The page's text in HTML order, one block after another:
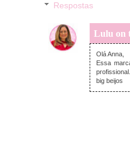
Respostas
Lulu on
Olá Anna,
Essa
profissional.
big beijos